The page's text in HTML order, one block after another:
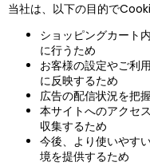
当社は、以下の目的で
ショッピングカート
に行うため
お客様の設定やご利
に反映するため
広告の配信状況を把
本サイトへのアクセ
収集するため
今後、より使いやす
境を提供するため